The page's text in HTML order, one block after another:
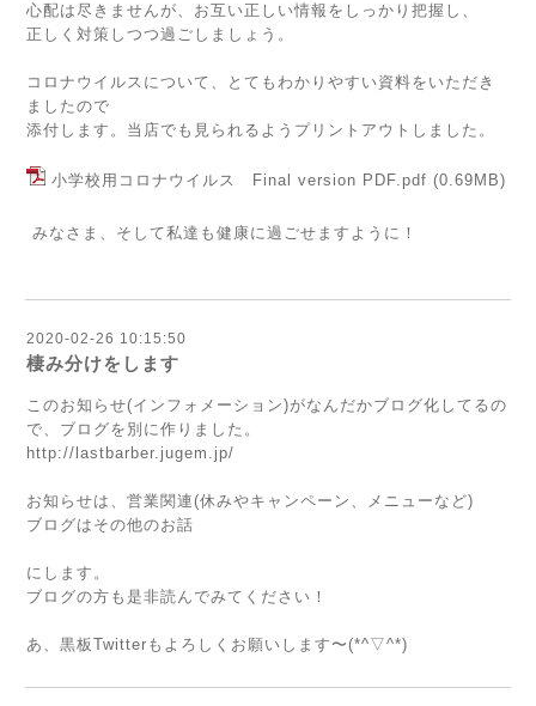
心配は尽きませんが、お互い正しい情報をしっかり把握し、
正しく対策しつつ過ごしましょう。
コロナウイルスについて、とてもわかりやすい資料をいただき
ましたので
添付します。当店でも見られるようプリントアウトしました。
小学校用コロナウイルス Final version PDF.pdf (0.69MB)
みなさま、そして私達も健康に過ごせますように！
2020-02-26 10:15:50
棲み分けをします
このお知らせ(インフォメーション)がなんだかブログ化してるの
で、ブログを別に作りました。
http://lastbarber.jugem.jp/
お知らせは、営業関連(休みやキャンペーン、メニューなど)
ブログはその他のお話
にします。
ブログの方も是非読んでみてください！
あ、黒板Twitterもよろしくお願いします〜(*^▽^*)